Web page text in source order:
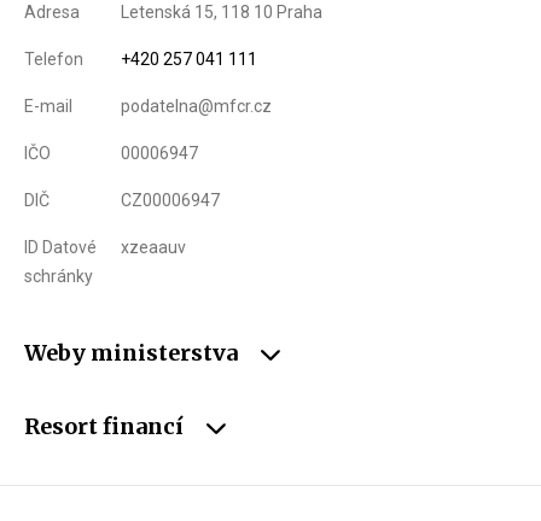
Adresa Letenská 15, 118 10 Praha
Telefon +420 257 041 111
E-mail podatelna@mfcr.cz
IČO 00006947
DIČ CZ00006947
ID Datové
schránky
xzeaauv
Weby ministerstva
Resort financí